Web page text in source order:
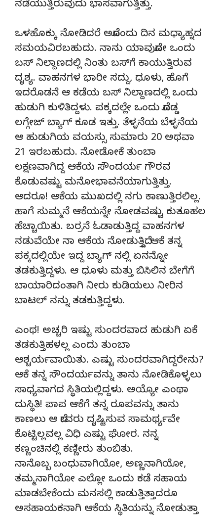
ನಡೆಯುತ್ತಿರುವುದು ಭಾಸವಾಗುತ್ತಿತ್ತು.
ಒಳಹೊಕ್ಕು ನೋಡಿದರೆ ಅದೊಂದು ದಿನ ಮಧ್ಯಾಹ್ನದ
ಸಮಯವಿರಬಹುದು. ನಾನು ಯಾವುದೋ ಒಂದು
ಬಸ್ ನಿಲ್ದಾಣದಲ್ಲಿ ನಿಂತು ಬಸ್‍ಗೆ ಕಾಯುತ್ತಿರುವ
ದೃಶ್ಯ. ವಾಹನಗಳ ಭಾರೀ ಸದ್ದು, ಧೂಳು, ಹೊಗೆ
ಇದರೊಡನೆ ಆ ಕಡೆಯ ಬಸ್ ನಿಲ್ದಾಣದಲ್ಲಿ ಒಂದು
ಹುಡುಗಿ ಕುಳಿತಿದ್ದಳು. ಪಕ್ಕದಲ್ಲೇ ಒಂದು ದೊಡ್ಡ
ಲಗ್ಗೇಜ್ ಬ್ಯಾಗ್ ಕೂಡ ಇತ್ತು. ತೆಳ್ಳನೆಯ ಬೆಳ್ಳನೆಯ
ಆ ಹುಡುಗಿಯ ವಯಸ್ಸು ಸುಮಾರು 20 ಅಥವಾ
21 ಇರಬಹುದು. ನೋಡೋಕೆ ತುಂಬಾ
ಲಕ್ಷಣವಾಗಿದ್ದ ಆಕೆಯ ಸೌಂದರ್ಯ ಗೌರವ
ಕೊಡುವಷ್ಟು ಮನೋಭಾವನೆಯಾಗುತ್ತಿತ್ತು.
ಆದರೂ! ಆಕೆಯ ಮುಖದಲ್ಲಿ ನಗು ಕಾಣುತ್ತಿರಲಿಲ್ಲ.
ಹಾಗೆ ಸುಮ್ಮನೆ ಆಕೆಯನ್ನೇ ನೋಡವಷ್ಟು ಕುತೂಹಲ
ಹೆಚ್ಚಾಯಿತು. ಬರ್ರನೆ ಓಡಾಡುತ್ತಿದ್ದ ವಾಹನಗಳ
ನಡುವೆಯೇ ನಾ ಆಕೆಯ ನೋಡುತ್ತಿದ್ದೆ. ಆಕೆ ತನ್ನ
ಪಕ್ಕದಲ್ಲಿಯೇ ಇದ್ದ ಬ್ಯಾಗ್ ನಲ್ಲಿ ಏನನ್ನೋ
ತಡಕುತ್ತಿದ್ದಳು. ಆ ಧೂಳು ಮತ್ತು ಬಿಸಿಲಿನ ಬೇಗೆಗೆ
ಬಾಯಾರಿದಂತಾಗಿ ನೀರು ಕುಡಿಯಲು ನೀರಿನ
ಬಾಟಲ್ ನನ್ನು ತಡಕುತ್ತಿದ್ದಳು.
ಎಂಥ! ಅಚ್ಚರಿ ಇಷ್ಟು ಸುಂದರವಾದ ಹುಡುಗಿ ಏಕೆ
ತಡಕುತ್ತಿಹಳಲ್ಲ ಎಂದು ತುಂಬಾ
ಆಶ್ಚರ್ಯವಾಯಿತು. ಎಷ್ಟು ಸುಂದರವಾಗಿದ್ದರೇನು?
ಆಕೆ ತನ್ನ ಸೌಂದರ್ಯವನ್ನು ತಾನು ನೋಡಿಕೊಳ್ಳಲು
ಸಾಧ್ಯವಾಗದ ಸ್ಥಿತಿಯಲ್ಲಿದ್ದಳು. ಅಯ್ಯೋ ಎಂಥಾ
ದುಸ್ಥಿತಿ! ಪಾಪ ಆಕೆಗೆ ತನ್ನ ರೂಪವನ್ನು ತಾನು
ಕಾಣಲು ಆ ದೇವರು ದೃಷ್ಟಿಸುವ ಸಾಮರ್ಥ್ಯವೇ
ಕೊಟ್ಟಿಲ್ಲವಲ್ಲ ವಿಧಿ ಎಷ್ಟು ಘೋರ. ನನ್ನ
ಕಣ್ಣಂಚಿನಲ್ಲಿ ಕಣ್ಣೀರು ತುಂಬಿತು.
ನಾನೊಬ್ಬ ಬಂಧುವಾಗಿಯೋ, ಅಣ್ಣನಾಗಿಯೋ,
ತಮ್ಮನಾಗಿಯೋ ಎಲ್ಲೋ ಒಂದು ಕಡೆ ಸಹಾಯ
ಮಾಡಬೇಕೆಂದು ಮನಸಲ್ಲಿ ಕಾಡುತ್ತಿತ್ತಾದರೂ
ಅಸಹಾಯಕನಾಗಿ ಆಕೆಯ ಸ್ಥಿತಿಯನ್ನು ನೋಡುತ್ತಾ